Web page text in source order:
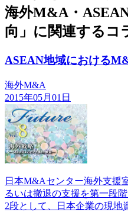
海外M&A・
向」に関連するコ
ASEAN地域における
海外M&A
2015年05月01日
日本M&Aセンター海外支援
るいは撤退の支援を第一段
2段として、日本企業の現地